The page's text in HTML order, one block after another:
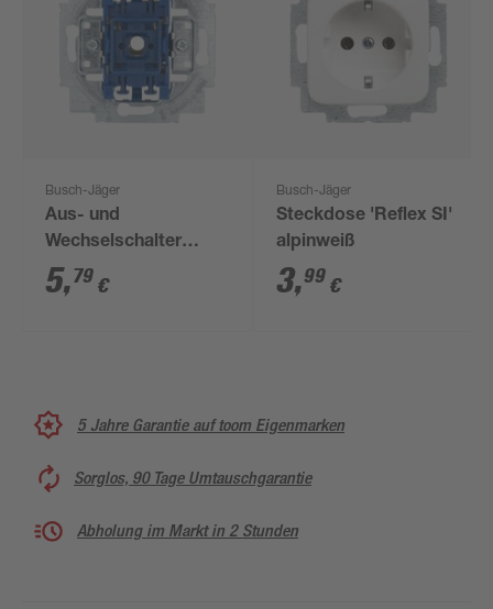
Busch-Jäger
Aus- und
Wechselschalter
Einsatz
5,79 €
Busch-Jäger
Steckdose 'Reflex SI'
alpinweiß
3,99 €
5 Jahre Garantie auf toom Eigenmarken
Sorglos, 90 Tage Umtauschgarantie
Abholung im Markt in 2 Stunden